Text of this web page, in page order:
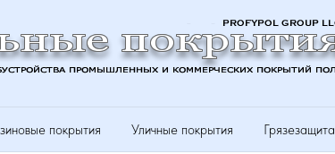
покрытия Уличные покрытия Грязезащита